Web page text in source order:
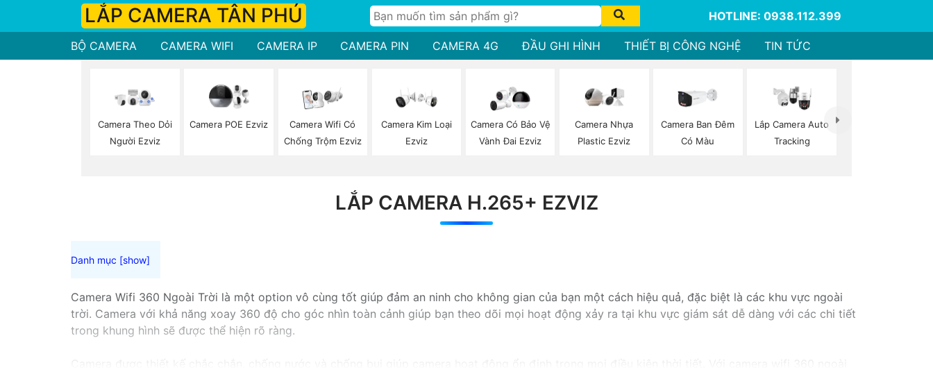
LẮP CAMERA TÂN PHÚ HOTLINE: 0938.112.399
BỘ CAMERA CAMERA WIFI CAMERA IP CAMERA PIN CAMERA 4G ĐẦU GHI HÌNH THIẾT BỊ CÔNG NGHỆ TIN TỨC
Camera Theo Dỏi
Người Ezviz
Camera POE Ezviz
Camera Wifi Có
Chống Trộm Ezviz
Camera Kim Loại
Ezviz
Camera Có Bảo Vệ
Vành Đai Ezviz
Camera Nhựa
Plastic Ezviz
Camera Ban Đêm
Có Màu
Lắp Camera Auto
Tracking
LẮP CAMERA H.265+ EZVIZ
Camera Wifi 360 Ngoài Trời là một option vô cùng tốt giúp đảm an ninh cho không gian của bạn một cách hiệu quả, đặc biệt là các khu vực ngoài
trời. Camera với khả năng xoay 360 độ cho góc nhìn toàn cảnh giúp bạn theo dõi mọi hoạt động xảy ra tại khu vực giám sát dễ dàng với các chi tiết
trong khung hình sẽ được thể hiện rõ ràng.